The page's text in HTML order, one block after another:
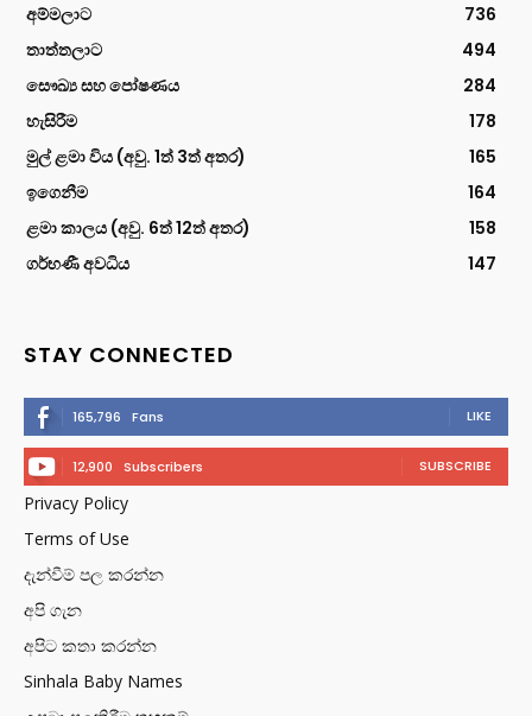
අම්මලාට
736
තාත්තලාට
494
සෞඛ්‍ය සහ පෝෂණය
284
හැසිරීම
178
මුල් ළමා විය (අවු. 1ත් 3ත් අතර)
165
ඉගෙනීම
164
ළමා කාලය (අවු. 6ත් 12ත් අතර)
158
ගර්භණී අවධිය
147
STAY CONNECTED
165,796 Fans LIKE
12,900 Subscribers SUBSCRIBE
Privacy Policy
Terms of Use
දැන්වීම් පල කරන්න
අපි ගැන
අපිට කතා කරන්න
Sinhala Baby Names